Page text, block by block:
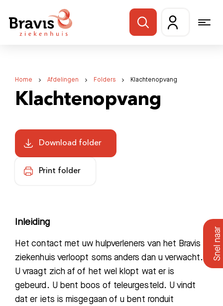
Home Afdelingen Folders Klachtenopvang
Klachtenopvang
Download folder
Print folder
Inleiding
Het contact met uw hulpverleners van het Bravis
ziekenhuis verloopt soms anders dan u verwacht.
U vraagt zich af of het wel klopt wat er is
gebeurd. U bent boos of teleurgesteld. U vindt
dat er iets is misgegaan of u bent ronduit